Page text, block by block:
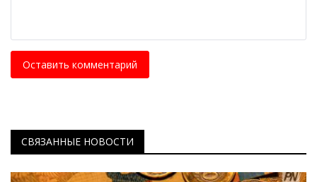
Оставить комментарий
СВЯЗАННЫЕ НОВОСТИ